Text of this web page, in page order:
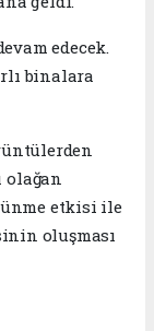
edecek.
binalara
olağan
etkisi ile
oluşması